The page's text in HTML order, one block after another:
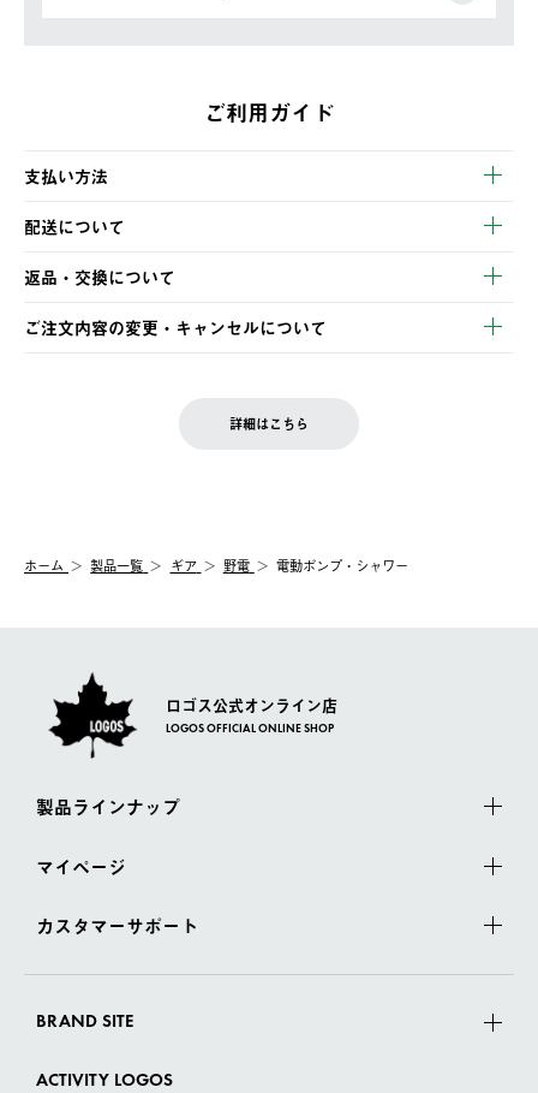
ご利用ガイド
支払い方法
以下のいずれかの方法でお支払いいただけます。
・クレジットカード決済
・コンビニ決済
・Pay-easy決済
配送について
【発送スケジュール】
ご注文・ご入金完了より2営業日以内に商品を発送いたします。
土日祝の発送はございませんので、木曜日以降のご注文は週明け
の発送となる場合がございます。
【配送業者】
佐川急便にて配送されます。
返品・交換について
※お客様都合の場合
お客様都合の返品にかかる送料は、お客様ご負担とさせていただ
一度お手元の商品を返品いただき、ご希望商品を再注文してくだ
ご注文内容の変更・キャンセルについて
LOGOS FAMILY会員の方は、会員マイページ内 購入履歴画面に
詳細はこちら
ホーム 製品一覧 ギア 野電 電動ポンプ・シャワー
ロゴス公式オンライン店
LOGOS OFFICIAL ONLINE SHOP
製品ラインナップ
マイページ
カスタマーサポート
BRAND SITE
ACTIVITY LOGOS